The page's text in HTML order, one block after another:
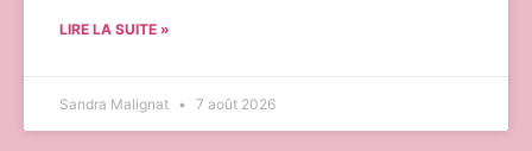
LIRE LA SUITE »
Sandra Malignat 7 août 2026